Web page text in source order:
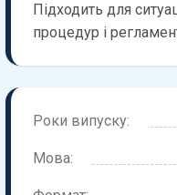
Підходить для
процедур і
Роки випуску:
Мова: